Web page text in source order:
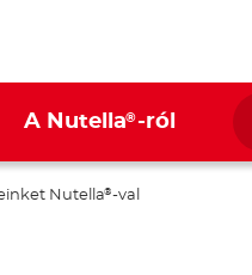
A Nutella® -ról
Nutella®-val